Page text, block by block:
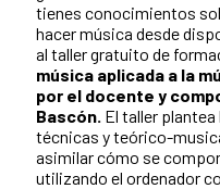
tienes conocimientos
hacer música desde
al taller gratuito de
música aplicada a la
por el docente y
Bascón. El taller
técnicas y teórico-
asimilar cómo se
utilizando el ordenador